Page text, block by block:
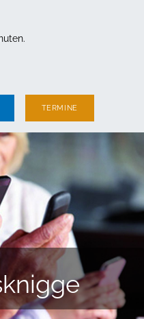
TERMINE